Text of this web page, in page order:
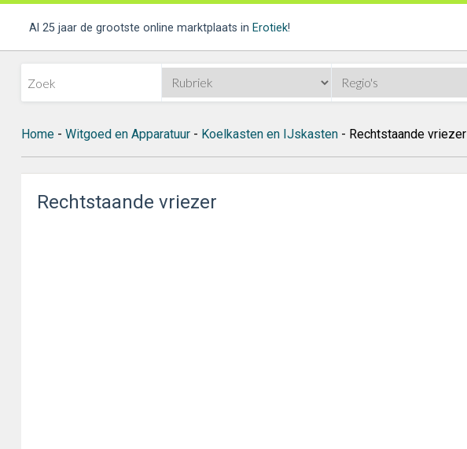
Al 25 jaar de grootste online marktplaats in Erotiek!
Home- Witgoed en Apparatuur- Koelkasten en IJskasten- Rechtstaande vriezer
Rechtstaande vriezer